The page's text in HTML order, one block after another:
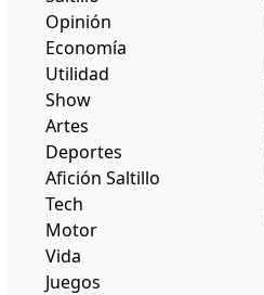
Opinión
Economía
Utilidad
Show
Artes
Deportes
Afición Saltillo
Tech
Motor
Vida
Juegos